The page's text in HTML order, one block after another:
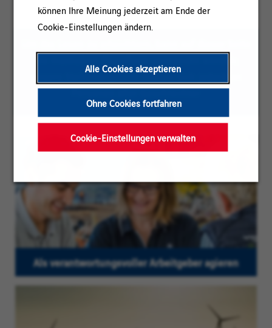
können Ihre Meinung jederzeit am Ende der
Cookie-Einstellungen ändern.
Alle Cookies akzeptieren
Ohne Cookies fortfahren
Cookie-Einstellungen verwalten
die maskuline Pluralform verwendet werden;
unsere Stellenangebote richten sich jedoch an
Personen aller Geschlechter
Als verantwortungsvoller Arbeitgeber agieren